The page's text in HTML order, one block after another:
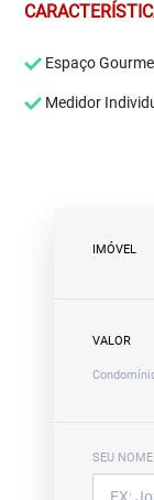
Espaço
Medidor
IMÓVEL
VALOR
SEU NOME